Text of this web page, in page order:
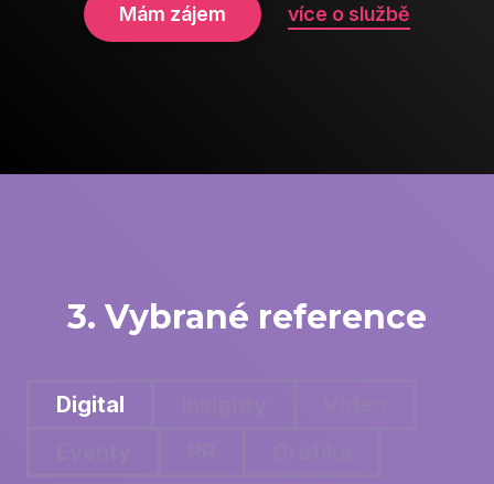
Mám zájem více o službě
3. Vybrané reference
Digital